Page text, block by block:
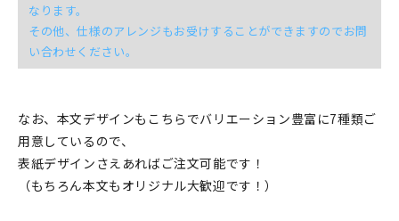
なります。
その他、仕様のアレンジもお受けすることができますのでお問
い合わせください。
なお、本文デザインもこちらでバリエーション豊富に7種類ご
用意しているので、
表紙デザインさえあればご注文可能です！
（もちろん本文もオリジナル大歓迎です！）